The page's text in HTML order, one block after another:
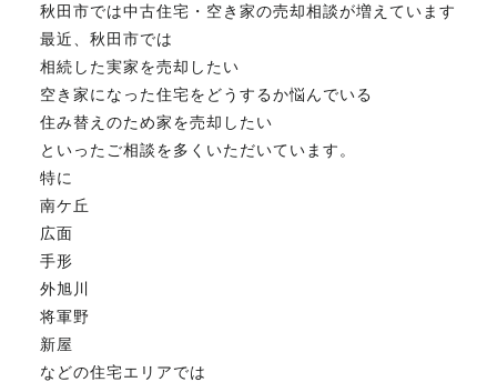
018-853-5780
FAX. 018-853-5781
開催日：平日9:30－17:30／
土曜10:00－15:00（要予約）
秋田市では中古住宅・空き家の売却相談が増えています
最近、秋田市では
相続した実家を売却したい
空き家になった住宅をどうするか悩んでいる
住み替えのため家を売却したい
といったご相談を多くいただいています。
特に
南ケ丘
広面
手形
外旭川
将軍野
新屋
などの住宅エリアでは